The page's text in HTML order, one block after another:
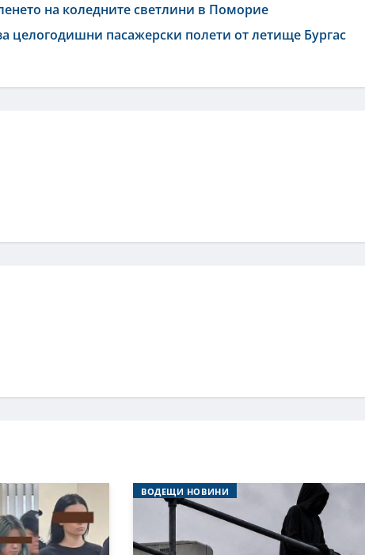
на коледните светлини в Поморие
целогодишни пасажерски полети от летище Бургас
ВОДЕЩИ НОВИНИ